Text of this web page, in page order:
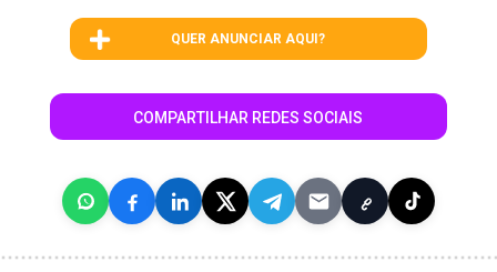
QUER ANUNCIAR AQUI?
COMPARTILHAR REDES SOCIAIS